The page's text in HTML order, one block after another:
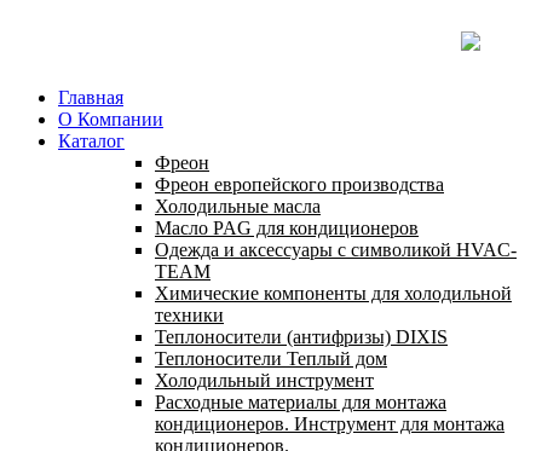
Главная
О Компании
Каталог
Фреон
Фреон европейского производства
Холодильные масла
Масло PAG для кондиционеров
Одежда и аксессуары с символикой HVAC-
TEAM
Химические компоненты для холодильной
техники
Теплоносители (антифризы) DIXIS
Теплоносители Теплый дом
Холодильный инструмент
Расходные материалы для монтажа
кондиционеров. Инструмент для монтажа
кондиционеров.